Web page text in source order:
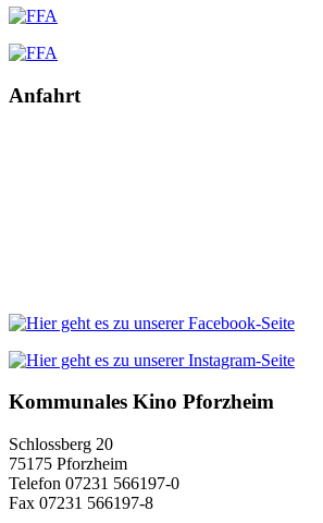
Anfahrt
Kommunales Kino Pforzheim
Schlossberg 20
75175 Pforzheim
Telefon 07231 566197-0
Fax 07231 566197-8